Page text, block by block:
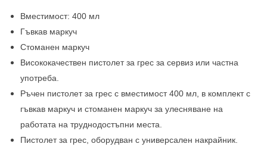
Вместимост: 400 мл
Гъвкав маркуч
Стоманен маркуч
Висококачествен пистолет за грес за сервиз или частна
употреба.
Ръчен пистолет за грес с вместимост 400 мл, в комплект с
гъвкав маркуч и стоманен маркуч за улесняване на
работата на труднодостъпни места.
Пистолет за грес, оборудван с универсален накрайник.